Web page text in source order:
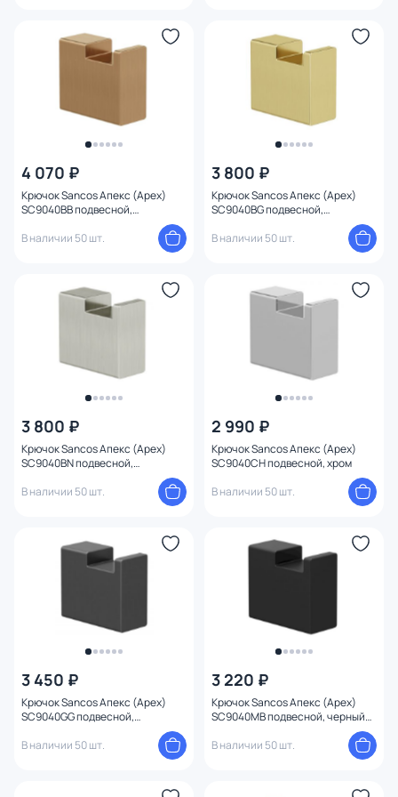
4 070 ₽
Крючок Sancos Апекс (Apex)
SC9040BB подвесной,
В наличии 50 шт.
3 800 ₽
Крючок Sancos Апекс (Apex)
SC9040BG подвесной,
В наличии 50 шт.
3 800 ₽
Крючок Sancos Апекс (Apex)
SC9040BN подвесной,
В наличии 50 шт.
2 990 ₽
Крючок Sancos Апекс (Apex)
SC9040CH подвесной, хром
В наличии 50 шт.
3 450 ₽
Крючок Sancos Апекс (Apex)
SC9040GG подвесной,
В наличии 50 шт.
3 220 ₽
Крючок Sancos Апекс (Apex)
SC9040MB подвесной, черный
В наличии 50 шт.